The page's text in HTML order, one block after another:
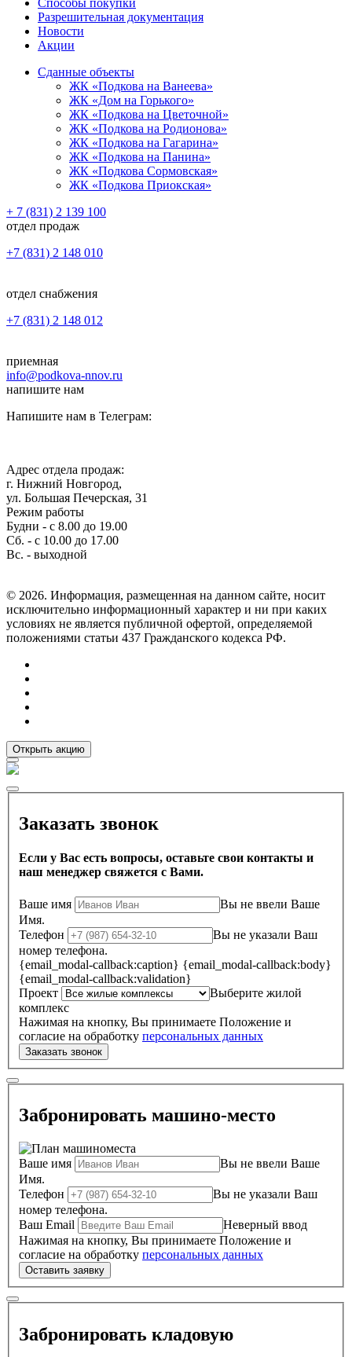
Разрешительная документация
Новости
Акции
Сданные объекты
ЖК «Подкова на Ванеева»
ЖК «Дом на Горького»
ЖК «Подкова на Цветочной»
ЖК «Подкова на Родионова»
ЖК «Подкова на Гагарина»
ЖК «Подкова на Панина»
ЖК «Подкова Сормовская»
ЖК «Подкова Приокская»
+ 7 (831) 2 139 100
отдел продаж
+7 (831) 2 148 010
отдел снабжения
+7 (831) 2 148 012
приемная
info@podkova-nnov.ru
напишите нам
Напишите нам в Телеграм:
Адрес отдела продаж:
г. Нижний Новгород,
ул. Большая Печерская, 31
Режим работы
Будни - с 8.00 до 19.00
Сб. - с 10.00 до 17.00
Вс. - выходной
© 2026. Информация, размещенная на данном сайте, носит
исключительно информационный характер и ни при каких
условиях не является публичной офертой, определяемой
положениями статьи 437 Гражданского кодекса РФ.
Открыть акцию
Заказать звонок
Если у Вас есть вопросы, оставьте свои контакты и
наш менеджер свяжется с Вами.
Ваше имя
Вы не ввели Ваше
Имя.
Телефон
Вы не указали Ваш
номер телефона.
{email_modal-callback:caption} {email_modal-callback:body}
{email_modal-callback:validation}
Проект
Выберите жилой
комплекс
Нажимая на кнопку, Вы принимаете Положение и
согласие на обработку персональных данных
Забронировать машино-место
Ваше имя
Вы не ввели Ваше
Имя.
Телефон
Вы не указали Ваш
номер телефона.
Ваш Email
Неверный ввод
Нажимая на кнопку, Вы принимаете Положение и
согласие на обработку персональных данных
Забронировать кладовую